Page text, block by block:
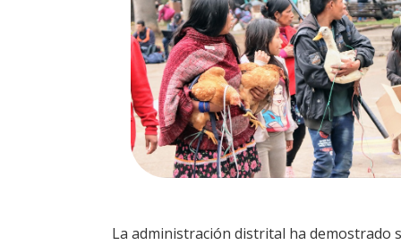
La administración distrital ha demostrado